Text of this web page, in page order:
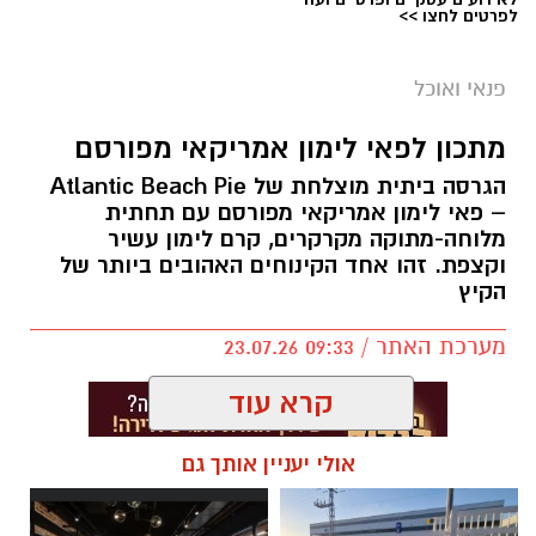
מקפלים את החביתה ומגישים חמה.
אפשר להוסיף:
זיתי קלמטה קצוצים
פטריות מוקפצות
תרד טרי
מעט פלפל חריף למי שאוהב
הצעת הגשה
הגישו לצד סלט ירקות טרי, גבינות, זיתים ולחם
מחמצת או בגט טרי. לארוחת בוקר מושלמת אפשר
להוסיף מיץ תפוזים סחוט וקפה איכותי.
ופל בלגי במילוי שוקולד וחלוה צילום הדס ניצן
מצרכים (לכ-4 ופלים גדולים
1 ו-1/2 כוסות קמח
1 כפית תמצית וניל
לפרטים לחצו >>
פנאי ואוכל
מתכון לפאי לימון אמריקאי מפורסם
הגרסה ביתית מוצלחת של Atlantic Beach Pie
– פאי לימון אמריקאי מפורסם עם תחתית
מלוחה-מתוקה מקרקרים, קרם לימון עשיר
וקצפת. זהו אחד הקינוחים האהובים ביותר של
הקיץ
מערכת האתר / 09:33 23.07.26
תגים:פאי לימון אמריקאי מפורסם
קרא עוד
אולי יעניין אותך גם